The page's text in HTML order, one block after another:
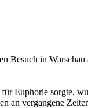
in
Euphorie sorgte,
an vergangene